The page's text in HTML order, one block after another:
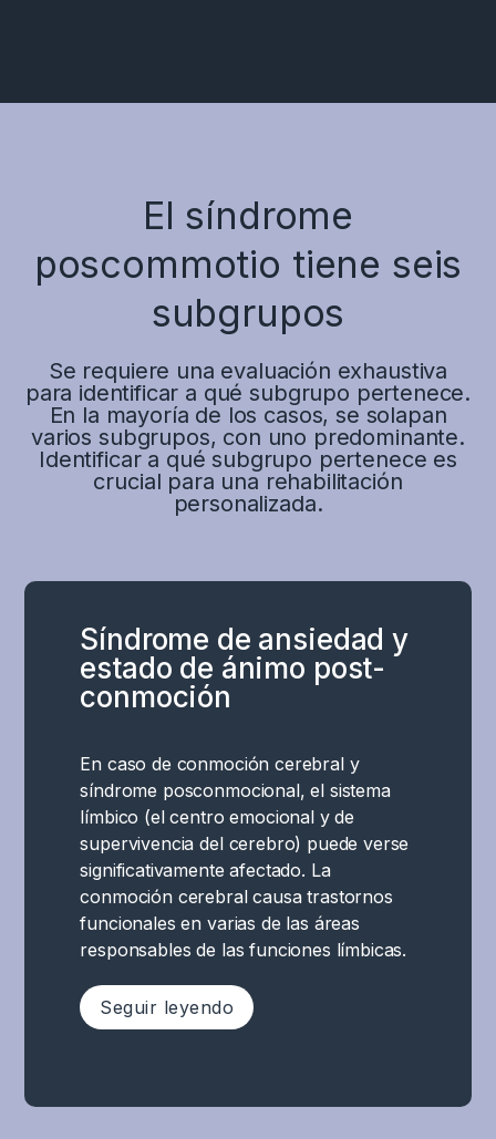
El síndrome
poscommotio tiene seis
subgrupos
Se requiere una evaluación exhaustiva
para identificar a qué subgrupo pertenece.
En la mayoría de los casos, se solapan
varios subgrupos, con uno predominante.
Identificar a qué subgrupo pertenece es
crucial para una rehabilitación
personalizada.
Síndrome de ansiedad y
estado de ánimo post-
conmoción
En caso de conmoción cerebral y
síndrome posconmocional, el sistema
límbico (el centro emocional y de
supervivencia del cerebro) puede verse
significativamente afectado. La
conmoción cerebral causa trastornos
funcionales en varias de las áreas
responsables de las funciones límbicas.
Seguir leyendo
caso